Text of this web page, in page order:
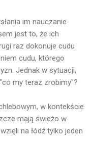
im nauczanie
jest to, że ich
raz dokonuje cudu
cudu, którego
Jednak w sytuacji,
my teraz zrobimy"?
w kontekście
mają świeżo w
na łódź tylko jeden